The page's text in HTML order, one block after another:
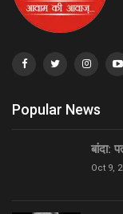
Popular News
बांदा:
Oct 9,